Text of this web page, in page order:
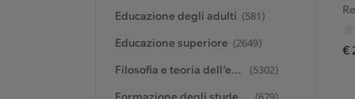
Educazione degli adulti (581)
Educazione superiore (2649)
Filosofia e teoria dell’educazione (5302)
€